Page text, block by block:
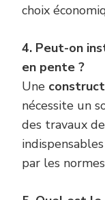
choix
4. Peut-on
en pente ?
Une
nécessite un
des travaux
par les